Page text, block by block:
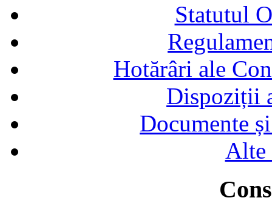
Statutul
Hotărâri ale
Dispoziții
Documente
Alte